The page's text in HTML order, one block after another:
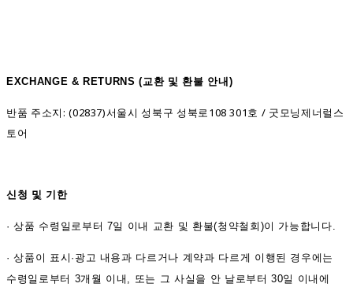
EXCHANGE & RETURNS (교환 및 환불 안내)
반품 주소지: (02837)서울시 성북구 성북로108 301호 / 굿모닝제너럴스
토어
신청 및 기한
·상품 수령일로부터 7일 이내 교환 및 환불(청약철회)이 가능합니다.
·상품이 표시·광고 내용과 다르거나 계약과 다르게 이행된 경우에는
수령일로부터 3개월 이내, 또는 그 사실을 안 날로부터 30일 이내에